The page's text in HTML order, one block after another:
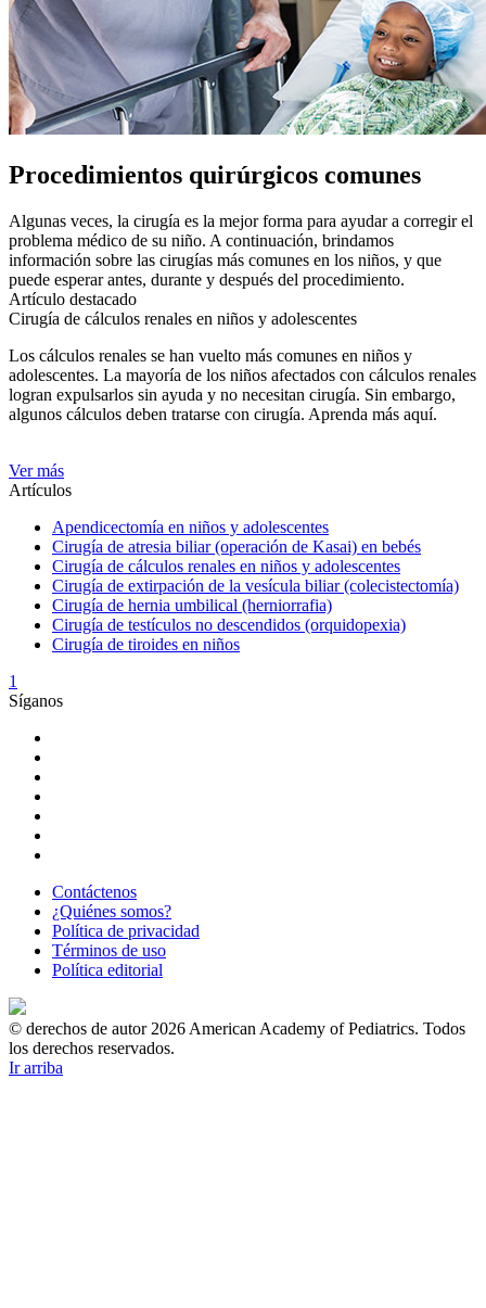
Procedimientos quirúrgicos comunes
​​​​​Algunas veces, la cirugía es la mejor forma para ayudar a corregir el
problema médico de su niño. A continuación, brindamos
información sobre las cirugías más comunes en los niños, y que
puede esperar antes, durante y después del procedimiento.
Artículo destacado
Cirugía de cálculos renales en niños y adolescentes
Los cálculos renales se han vuelto más comunes en niños y
adolescentes. La mayoría de los niños afectados con cálculos renales
logran expulsarlos sin ayuda y no necesitan cirugía. Sin embargo,
algunos cálculos deben tratarse con cirugía. Aprenda más aquí.
Ver más
Artículos
Apendicectomía en niños y adolescentes
Cirugía de atresia biliar (operación de Kasai) en bebés
Cirugía de cálculos renales en niños y adolescentes
Cirugía de extirpación de la vesícula biliar (colecistectomía)
Cirugía de hernia umbilical (herniorrafia)
Cirugía de testículos no descendidos (orquidopexia)
Cirugía de tiroides en niños
1
Síganos
Contáctenos
¿Quiénes somos?
Política de privacidad
Términos de uso
Política editorial
© derechos de autor 2026 American Academy of Pediatrics. Todos
los derechos reservados.
Ir arriba